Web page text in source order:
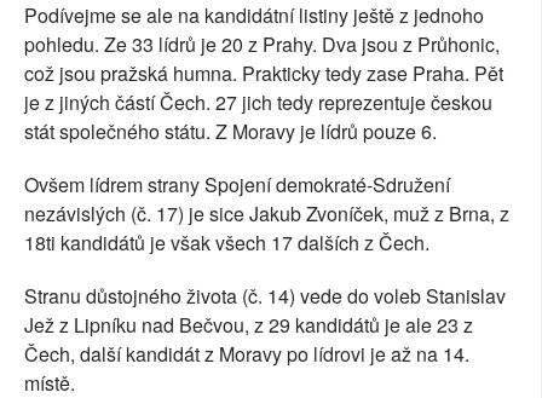
Podívejme se ale na kandidátní listiny ještě z jednoho
pohledu. Ze 33 lídrů je 20 z Prahy. Dva jsou z Průhonic,
což jsou pražská humna. Prakticky tedy zase Praha. Pět
je z jiných částí Čech. 27 jich tedy reprezentuje českou
stát společného státu. Z Moravy je lídrů pouze 6.
Ovšem lídrem strany Spojení demokraté-Sdružení
nezávislých (č. 17) je sice Jakub Zvoníček, muž z Brna, z
18ti kandidátů je však všech 17 dalších z Čech.
Stranu důstojného života (č. 14) vede do voleb Stanislav
Jež z Lipníku nad Bečvou, z 29 kandidátů je ale 23 z
Čech, další kandidát z Moravy po lídrovi je až na 14.
místě.